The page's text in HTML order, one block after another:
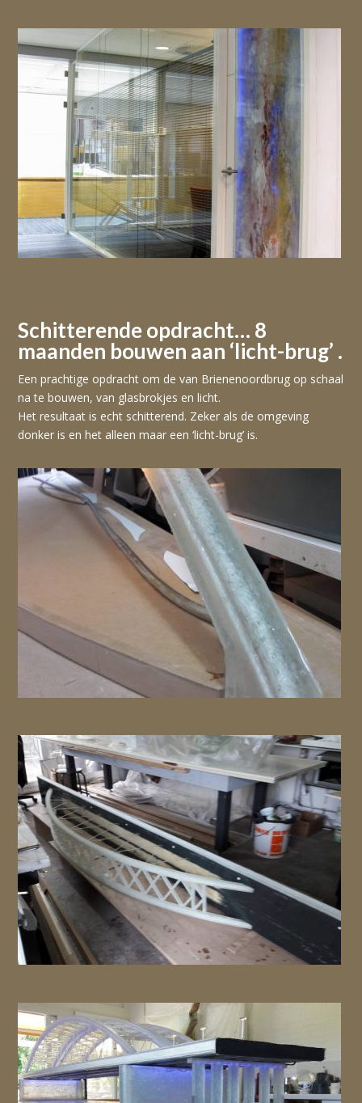
Schitterende opdracht… 8
maanden bouwen aan ‘licht-brug’ .
Een prachtige opdracht om de van Brienenoordbrug op schaal
na te bouwen, van glasbrokjes en licht.
Het resultaat is echt schitterend. Zeker als de omgeving
donker is en het alleen maar een ‘licht-brug’ is.